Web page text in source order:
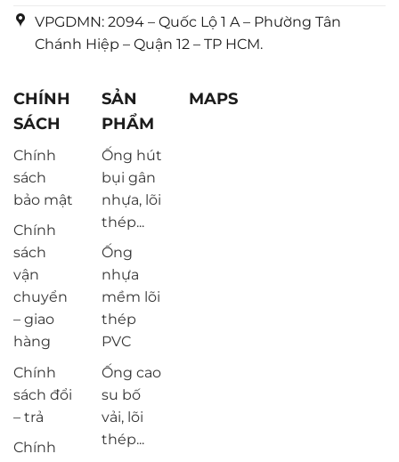
VPGDMN: 2094 – Quốc Lộ 1 A – Phường Tân
Chánh Hiệp – Quận 12 – TP HCM.
CHÍNH
SÁCH
Chính
sách
bảo mật
Chính
sách
vận
chuyển
– giao
hàng
Chính
sách đổi
– trả
Chính
SẢN
PHẨM
Ống hút
bụi gân
nhựa, lõi
thép...
Ống
nhựa
mềm lõi
thép
PVC
Ống cao
su bố
vải, lõi
thép...
MAPS